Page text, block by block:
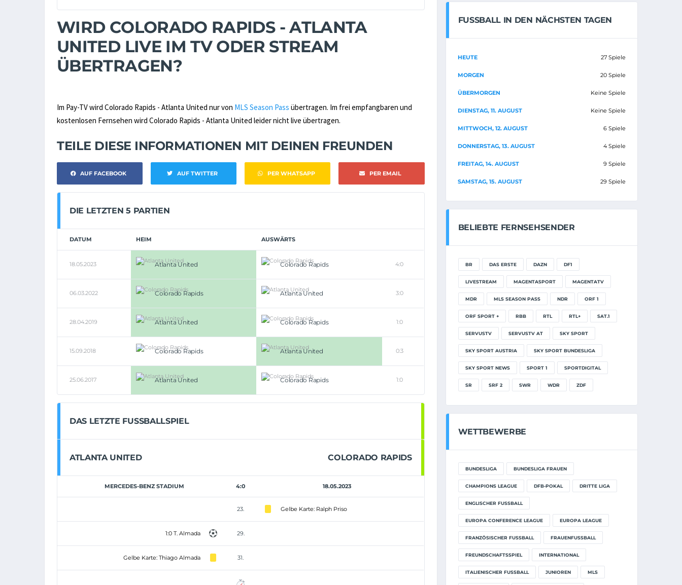
WIRD COLORADO RAPIDS - ATLANTA
UNITED LIVE IM TV ODER STREAM
ÜBERTRAGEN?
Im Pay-TV wird Colorado Rapids - Atlanta United nur von MLS Season Pass übertragen. Im frei empfangbaren und
kostenlosen Fernsehen wird Colorado Rapids - Atlanta United leider nicht live übertragen.
TEILE DIESE INFORMATIONEN MIT DEINEN FREUNDEN
AUF FACEBOOK AUF TWITTER PER WHATSAPP PER EMAIL
DIE LETZTEN 5 PARTIEN
DATUM HEIM AUSWÄRTS
18.05.2023 Atlanta United Colorado Rapids 4:0
06.03.2022 Colorado Rapids Atlanta United 3:0
28.04.2019 Atlanta United Colorado Rapids 1:0
15.09.2018 Colorado Rapids Atlanta United 0:3
25.06.2017 Atlanta United Colorado Rapids 1:0
DAS LETZTE FUSSBALLSPIEL
ATLANTA UNITED COLORADO RAPIDS
MERCEDES-BENZ STADIUM 4:0 18.05.2023
23. Gelbe Karte: Ralph Priso
1:0 T. Almada 29.
Gelbe Karte: Thiago Almada 31.
FUSSBALL IN DEN NÄCHSTEN TAGEN
HEUTE 27 Spiele
MORGEN 20 Spiele
ÜBERMORGEN Keine Spiele
DIENSTAG, 11. AUGUST Keine Spiele
MITTWOCH, 12. AUGUST 6 Spiele
DONNERSTAG, 13. AUGUST 4 Spiele
FREITAG, 14. AUGUST 9 Spiele
SAMSTAG, 15. AUGUST 29 Spiele
BELIEBTE FERNSEHSENDER
BR DAS ERSTE DAZN DF1
LIVESTREAM MAGENTASPORT MAGENTATV
MDR MLS SEASON PASS NDR ORF 1
ORF SPORT + RBB RTL RTL+ SAT.1
SERVUSTV SERVUSTV AT SKY SPORT
SKY SPORT AUSTRIA SKY SPORT BUNDESLIGA
SKY SPORT NEWS SPORT 1 SPORTDIGITAL
SR SRF 2 SWR WDR ZDF
WETTBEWERBE
BUNDESLIGA BUNDESLIGA FRAUEN
CHAMPIONS LEAGUE DFB-POKAL DRITTE LIGA
ENGLISCHER FUSSBALL
EUROPA CONFERENCE LEAGUE EUROPA LEAGUE
FRANZÖSISCHER FUSSBALL FRAUENFUSSBALL
FREUNDSCHAFTSSPIEL INTERNATIONAL
ITALIENISCHER FUSSBALL JUNIOREN MLS